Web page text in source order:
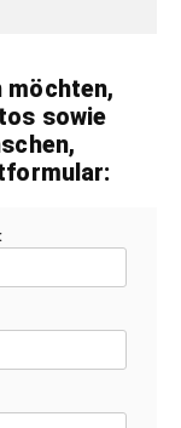
möchten,
sowie